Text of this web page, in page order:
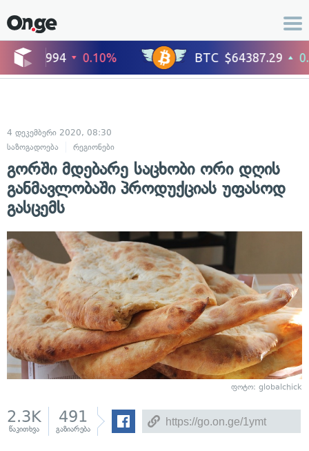
4 დეკემბერი 2020, 08:30
საზოგადოება
რეგიონები
გორში მდებარე საცხობი ორი დღის
განმავლობაში პროდუქციას უფასოდ
გასცემს
ფოტო: globalchick
2.3K
წაკითხვა
491
გაზიარება